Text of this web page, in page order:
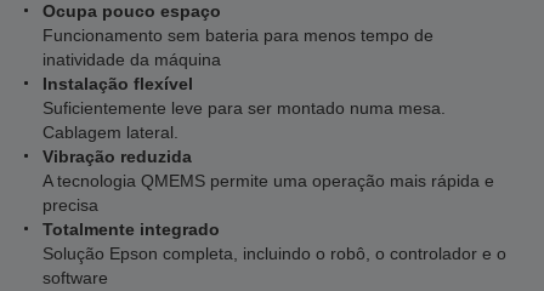
Ocupa pouco espaço
Funcionamento sem bateria para menos tempo de
inatividade da máquina
Instalação flexível
Suficientemente leve para ser montado numa mesa.
Cablagem lateral.
Vibração reduzida
A tecnologia QMEMS permite uma operação mais rápida e
precisa
Totalmente integrado
Solução Epson completa, incluindo o robô, o controlador e o
software